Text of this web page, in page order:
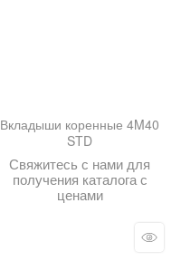
Вкладыши коренные 4M40
STD
Свяжитесь с нами для
получения каталога с
ценами